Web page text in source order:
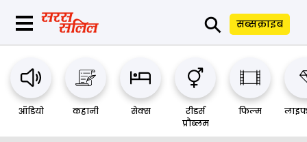
⚲ सब्सक्राइब
ऑडियो कहानी सेक्स
रीडर्स
प्रौब्लम
फिल्म